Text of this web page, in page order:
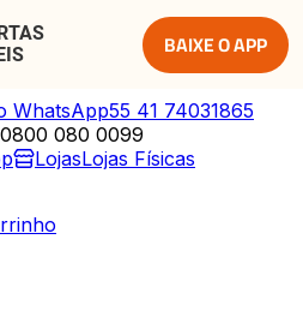
BAIXE O APP
WhatsApp55 41 74031865
0800 080 0099
LojasLojas Físicas